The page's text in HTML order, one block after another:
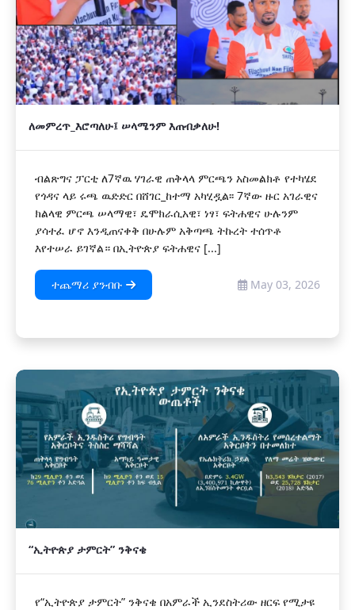
ለመምረጥ_እሮጣለሁ፤ ሠላሜንም እጠብቃለሁ!
ብልጽግና ፓርቲ ለ7ኛዉ ሃገራዊ ጠቅላላ ምርጫን አስመልክቶ የተካሄደ
የጎዳና ላይ ሩጫ ዉድድር በሸገር_ከተማ አካሂዷል፡፡ 7ኛው ዙር አገራዊና
ክልላዊ ምርጫ ሠላማዊ፣ ዴሞክራሲአዊ፣ ነፃ፣ ፍትሐዊና ሁሉንም
ያሳተፈ ሆኖ እንዲጠናቀቅ በሁሉም አቅጣጫ ትኩረት ተሰጥቶ
እየተሠራ ይገኛል። በኢትዮጵያ ፍትሐዊና [...]
ተጨማሪ ያንብቡ May 03, 2026
“ኢትዮጵያ ታምርት” ንቅናቄ
የ“ኢትዮጵያ ታምርት” ንቅናቄ በአምራች ኢንደስትሪው ዘርፍ የሚታዩ